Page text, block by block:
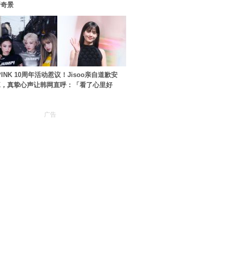
景
10周年活动惹议！Jisoo亲自道歉安
真挚心声让韩网直呼：「看了心里好
广告